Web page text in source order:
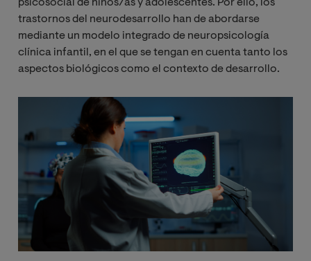
psicosocial de niños/as y adolescentes. Por ello, los
trastornos del neurodesarrollo han de abordarse
mediante un modelo integrado de neuropsicología
clínica infantil, en el que se tengan en cuenta tanto los
aspectos biológicos como el contexto de desarrollo.